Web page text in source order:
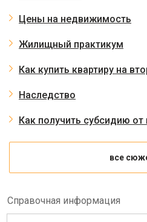
Цены на недвижимость
Жилищный практикум
Как купить квартиру на
Наследство
Как получить субсидию от
все
Справочная информация